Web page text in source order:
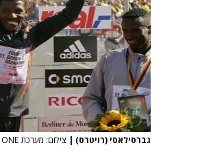
גברסילאסי (רויטרס) | צילום: מערכת ONE